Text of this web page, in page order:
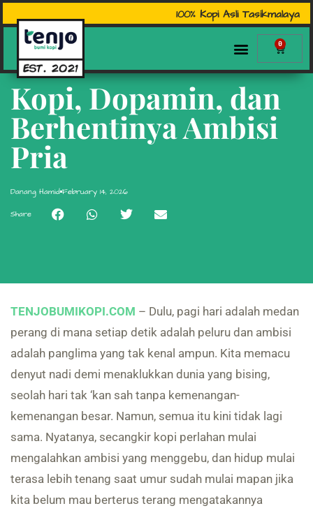
100% Kopi Asli Tasikmalaya
0
Kopi, Dopamin, dan
Berhentinya Ambisi
Pria
Danang Hamid February 14, 2026
Share
TENJOBUMIKOPI.COM – Dulu, pagi hari adalah medan
perang di mana setiap detik adalah peluru dan ambisi
adalah panglima yang tak kenal ampun. Kita memacu
denyut nadi demi menaklukkan dunia yang bising,
seolah hari tak ‘kan sah tanpa kemenangan-
kemenangan besar. Namun, semua itu kini tidak lagi
sama. Nyatanya, secangkir kopi perlahan mulai
mengalahkan ambisi yang menggebu, dan hidup mulai
terasa lebih tenang saat umur sudah mulai mapan jika
kita belum mau berterus terang mengatakannya